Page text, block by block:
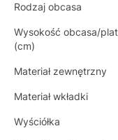
Rodzaj obcasa
Wysokość obcasa/
(cm)
Materiał zewnętrzny
Materiał wkładki
Wyściółka